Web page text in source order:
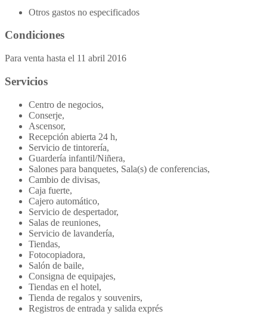
Otros gastos no especificados
Condiciones
Para venta hasta el 11 abril 2016
Servicios
Centro de negocios,
Conserje,
Ascensor,
Recepción abierta 24 h,
Servicio de tintorería,
Guardería infantil/Niñera,
Salones para banquetes, Sala(s) de conferencias,
Cambio de divisas,
Caja fuerte,
Cajero automático,
Servicio de despertador,
Salas de reuniones,
Servicio de lavandería,
Tiendas,
Fotocopiadora,
Salón de baile,
Consigna de equipajes,
Tiendas en el hotel,
Tienda de regalos y souvenirs,
Registros de entrada y salida exprés